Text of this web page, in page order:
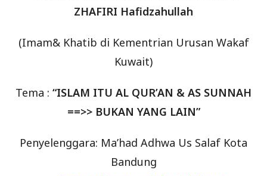
ZHAFIRI Hafidzahullah
(Imam& Khatib di Kementrian Urusan Wakaf
Kuwait)
Tema : “ISLAM ITU AL QUR’AN & AS SUNNAH
==>> BUKAN YANG LAIN”
Penyelenggara: Ma’had Adhwa Us Salaf Kota
Bandung